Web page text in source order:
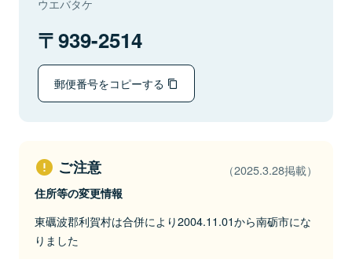
ウエバタケ
939-2514
郵便番号をコピーする
ご注意 （2025.3.28掲載）
住所等の変更情報
東礪波郡利賀村は合併により2004.11.01から南砺市にな
りました